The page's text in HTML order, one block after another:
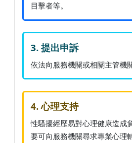
目擊者等。
3. 提出申訴
依法向服務機關或相關主管機
4. 心理支持
性騷擾經歷易對心理健康造成
要可向服務機關尋求專業心理